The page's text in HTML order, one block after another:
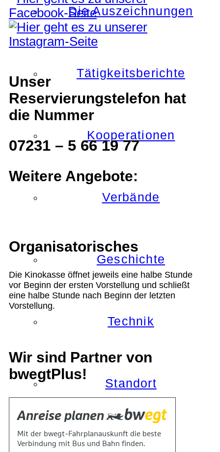
Die Auszeichnungen
Tätigkeitsberichte
Kooperationen
Verbände
Geschichte
Technik
Standort
Verein
Unser
Reservierungstelefon hat
die Nummer
07231 – 5 66 19 77
Weitere Angebote:
Organisatorisches
Die Kinokasse öffnet jeweils eine halbe Stunde
vor Beginn der ersten Vorstellung und schließt
eine halbe Stunde nach Beginn der letzten
Vorstellung.
Wir sind Partner von
bwegtPlus!